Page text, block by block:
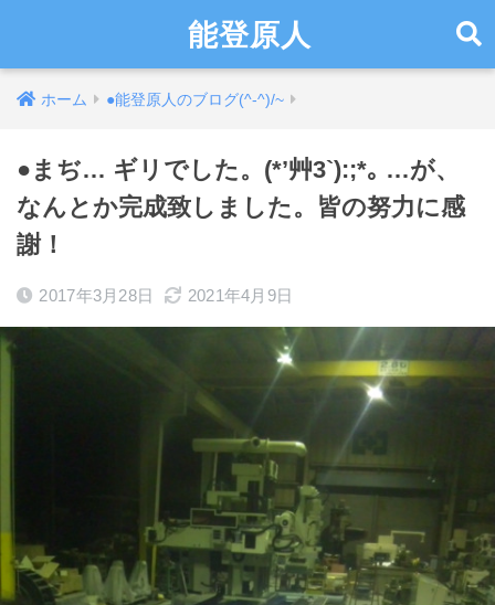
能登原人
ホーム ●能登原人のブログ(^-^)/~
●まぢ… ギリでした。(*’艸3`):;*｡ …が、
なんとか完成致しました。皆の努力に感
謝！
2017年3月28日 2021年4月9日